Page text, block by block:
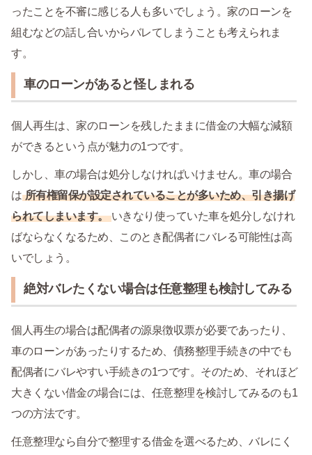
ったことを不審に感じる人も多いでしょう。家のローンを
組むなどの話し合いからバレてしまうことも考えられま
す。
車のローンがあると怪しまれる
個人再生は、家のローンを残したままに借金の大幅な減額
ができるという点が魅力の1つです。
しかし、車の場合は処分しなければいけません。車の場合
は 所有権留保が設定されていることが多いため、引き揚げ
られてしまいます。 いきなり使っていた車を処分しなけれ
ばならなくなるため、このとき配偶者にバレる可能性は高
いでしょう。
絶対バレたくない場合は任意整理も検討してみる
個人再生の場合は配偶者の源泉徴収票が必要であったり、
車のローンがあったりするため、債務整理手続きの中でも
配偶者にバレやすい手続きの1つです。そのため、それほど
大きくない借金の場合には、任意整理を検討してみるのも1
つの方法です。
任意整理なら自分で整理する借金を選べるため、バレにく